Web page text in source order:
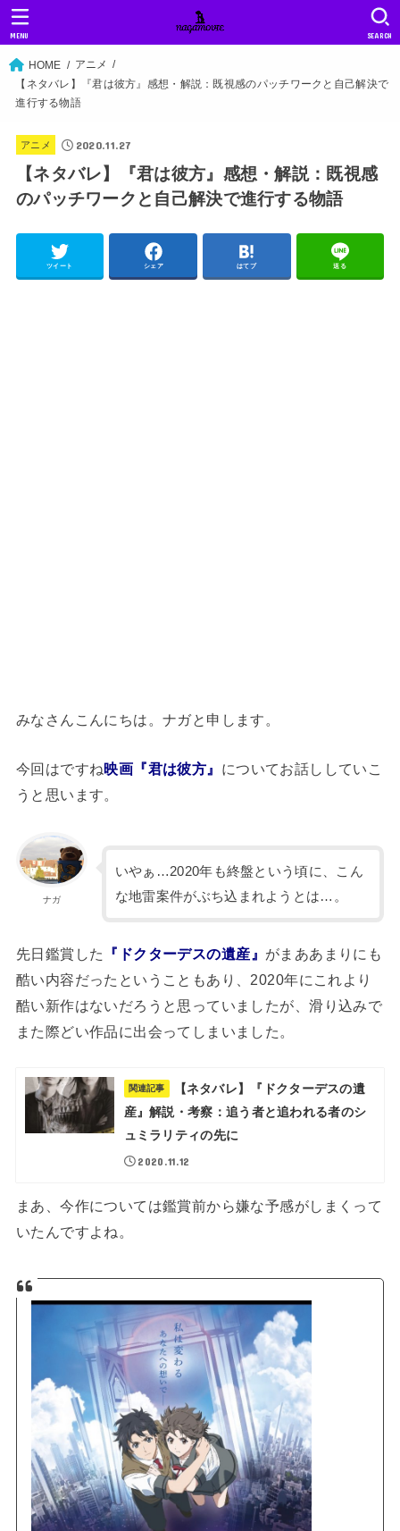
SEARCH
MENU
HOME
アニメ
【ネタバレ】『君は彼方』感想・解説：既視感のパッチワークと自己解決で
進行する物語
アニメ 2020.11.27
【ネタバレ】『君は彼方』感想・解説：既視感
のパッチワークと自己解決で進行する物語
ツイート シェア はてブ 送る
みなさんこんにちは。ナガと申します。
今回はですね映画『君は彼方』 についてお話ししていこ
うと思います。
ナガ
いやぁ…2020年も終盤という頃に、こん
な地雷案件がぶち込まれようとは…。
先日鑑賞した 『ドクターデスの遺産』 がまああまりにも
酷い内容だったということもあり、2020年にこれより
酷い新作はないだろうと思っていましたが、滑り込みで
また際どい作品に出会ってしまいました。
関連記事
【ネタバレ】『ドクターデスの遺
産』解説・考察：追う者と追われる者のシ
ュミラリティの先に
2020.11.12
まあ、今作については鑑賞前から嫌な予感がしまくって
いたんですよね。